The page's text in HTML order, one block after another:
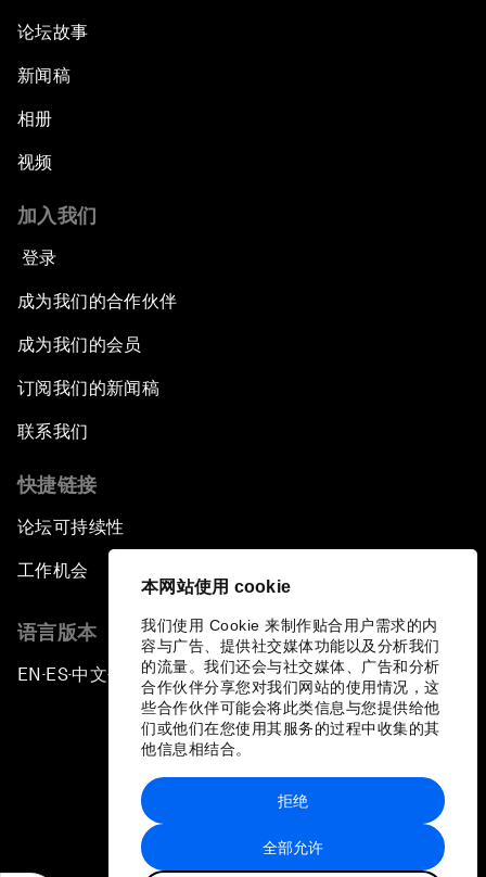
本网站使用 cookie
我们使用 Cookie 来制作贴合用户需求的内
容与广告、提供社交媒体功能以及分析我们
的流量。我们还会与社交媒体、广告和分析
合作伙伴分享您对我们网站的使用情况，这
些合作伙伴可能会将此类信息与您提供给他
们或他们在您使用其服务的过程中收集的其
他信息相结合。
全部允许
拒绝
论坛故事
新闻稿
相册
视频
加入我们
登录
成为我们的合作伙伴
成为我们的会员
订阅我们的新闻稿
联系我们
快捷链接
论坛可持续性
工作机会
语言版本
EN ▪ES▪中文▪ 日本語
站点地图